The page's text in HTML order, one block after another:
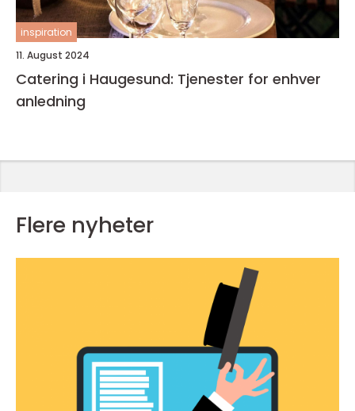
inspiration
11. August 2024
Catering i Haugesund: Tjenester for enhver
anledning
Flere nyheter